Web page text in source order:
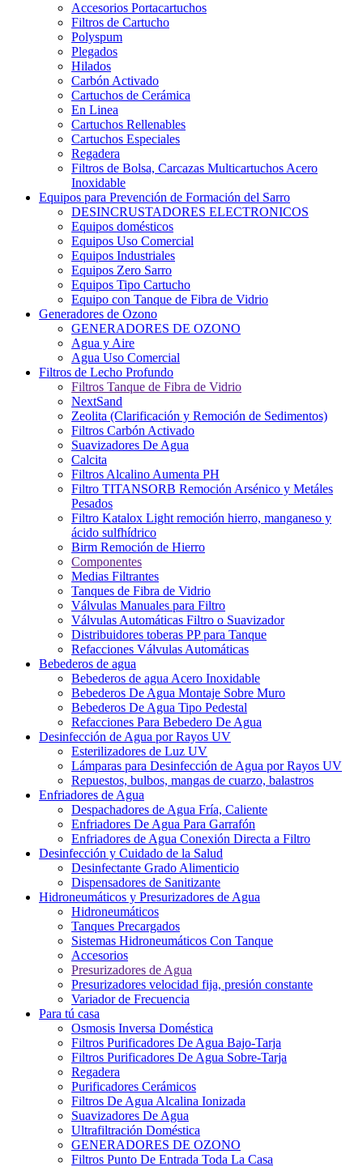
Accesorios Portacartuchos
Filtros de Cartucho
Polyspum
Plegados
Hilados
Carbón Activado
Cartuchos de Cerámica
En Linea
Cartuchos Rellenables
Cartuchos Especiales
Regadera
Filtros de Bolsa, Carcazas Multicartuchos Acero
Inoxidable
Equipos para Prevención de Formación del Sarro
DESINCRUSTADORES ELECTRONICOS
Equipos domésticos
Equipos Uso Comercial
Equipos Industriales
Equipos Zero Sarro
Equipos Tipo Cartucho
Equipo con Tanque de Fibra de Vidrio
Generadores de Ozono
GENERADORES DE OZONO
Agua y Aire
Agua Uso Comercial
Filtros de Lecho Profundo
Filtros Tanque de Fibra de Vidrio
NextSand
Zeolita (Clarificación y Remoción de Sedimentos)
Filtros Carbón Activado
Suavizadores De Agua
Calcita
Filtros Alcalino Aumenta PH
Filtro TITANSORB Remoción Arsénico y Metáles
Pesados
Filtro Katalox Light remoción hierro, manganeso y
ácido sulfhídrico
Birm Remoción de Hierro
Componentes
Medias Filtrantes
Tanques de Fibra de Vidrio
Válvulas Manuales para Filtro
Válvulas Automáticas Filtro o Suavizador
Distribuidores toberas PP para Tanque
Refacciones Válvulas Automáticas
Bebederos de agua
Bebederos de agua Acero Inoxidable
Bebederos De Agua Montaje Sobre Muro
Bebederos De Agua Tipo Pedestal
Refacciones Para Bebedero De Agua
Desinfección de Agua por Rayos UV
Esterilizadores de Luz UV
Lámparas para Desinfección de Agua por Rayos UV
Repuestos, bulbos, mangas de cuarzo, balastros
Enfriadores de Agua
Despachadores de Agua Fría, Caliente
Enfriadores De Agua Para Garrafón
Enfriadores de Agua Conexión Directa a Filtro
Desinfección y Cuidado de la Salud
Desinfectante Grado Alimenticio
Dispensadores de Sanitizante
Hidroneumáticos y Presurizadores de Agua
Hidroneumáticos
Tanques Precargados
Sistemas Hidroneumáticos Con Tanque
Accesorios
Presurizadores de Agua
Presurizadores velocidad fija, presión constante
Variador de Frecuencia
Para tú casa
Osmosis Inversa Doméstica
Filtros Purificadores De Agua Bajo-Tarja
Filtros Purificadores De Agua Sobre-Tarja
Regadera
Purificadores Cerámicos
Filtros De Agua Alcalina Ionizada
Suavizadores De Agua
Ultrafiltración Doméstica
GENERADORES DE OZONO
Filtros Punto De Entrada Toda La Casa